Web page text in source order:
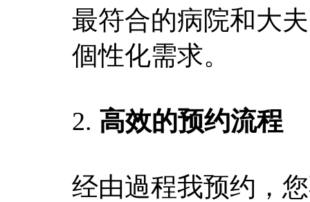
最符合的病院和大
個性化需求。
2. 高效的预约流程
经由過程我预约，